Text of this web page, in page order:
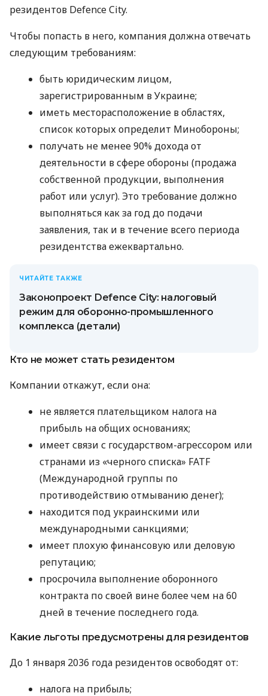
резидентов Defence City.
Чтобы попасть в него, компания должна отвечать
следующим требованиям:
быть юридическим лицом,
зарегистрированным в Украине;
иметь месторасположение в областях,
список которых определит Минобороны;
получать не менее 90% дохода от
деятельности в сфере обороны (продажа
собственной продукции, выполнения
работ или услуг). Это требование должно
выполняться как за год до подачи
заявления, так и в течение всего периода
резидентства ежеквартально.
ЧИТАЙТЕ ТАКЖЕ
Законопроект Defence City: налоговый
режим для оборонно-промышленного
комплекса (детали)
Кто не может стать резидентом
Компании откажут, если она:
не является плательщиком налога на
прибыль на общих основаниях;
имеет связи с государством-агрессором или
странами из «черного списка» FATF
(Международной группы по
противодействию отмыванию денег);
находится под украинскими или
международными санкциями;
имеет плохую финансовую или деловую
репутацию;
просрочила выполнение оборонного
контракта по своей вине более чем на 60
дней в течение последнего года.
Какие льготы предусмотрены для резидентов
До 1 января 2036 года резидентов освободят от:
налога на прибыль;